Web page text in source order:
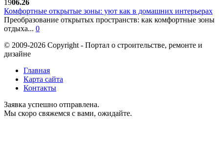
1906.26
Комфортные открытые зоны: уют как в домашних интерьерах
Преобразование открытых пространств: как комфортные зоны
отдыха... 0
© 2009-2026 Copyright - Портал о строительстве, ремонте и
дизайне
Главная
Карта сайта
Контакты
Заявка успешно отправлена.
Мы скоро свяжемся с вами, ожидайте.